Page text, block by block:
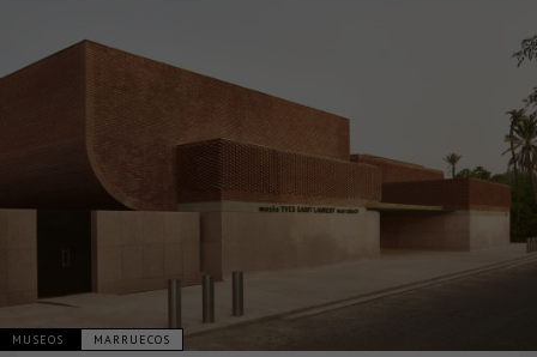
MUSEOS MARRUECOS